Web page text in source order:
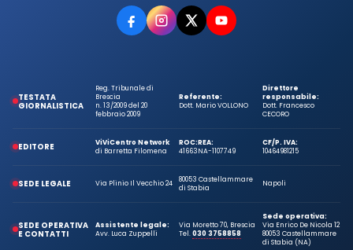
TESTATA
GIORNALISTICA
Reg. Tribunale di
Brescia
n. 13/2009 del 20
febbraio 2009
Referente:
Dott. Mario VOLLONO
Direttore
responsabile:
Dott. Francesco
CECORO
EDITORE
ViViCentro Network
di Barretta Filomena
ROC:
41663
REA:
NA-1107749
CF/P. IVA:
10464981215
SEDE LEGALE Via Plinio Il Vecchio 24
80053 Castellammare
di Stabia
Napoli
SEDE OPERATIVA
E CONTATTI
Assistente legale:
Avv. Luca Zuppelli
Via Moretto 70, Brescia
Tel.030 3758858
Sede operativa:
Via Enrico De Nicola 12
80053 Castellammare
di Stabia (NA)